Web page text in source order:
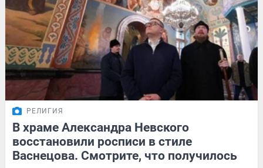
РЕЛИГИЯ
В храме Александра Невского
восстановили росписи в стиле
Васнецова. Смотрите, что получилось